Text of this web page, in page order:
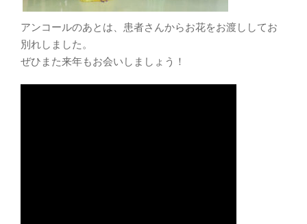
アンコールのあとは、患者さんからお花をお渡ししてお
別れしました。
ぜひまた来年もお会いしましょう！